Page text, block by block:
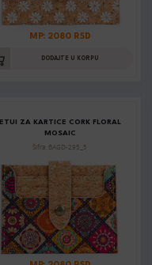
MP: 2080 RSD
DODAJTE U KORPU
ETUI ZA KARTICE CORK FLORAL
MOSAIC
Šifra: BAGD-295_5